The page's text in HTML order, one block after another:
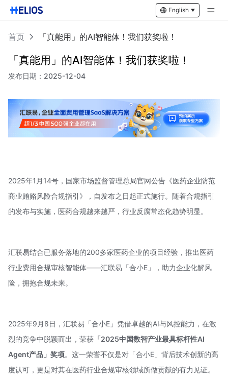
English
首页 「真能用」的AI智能体！我们获奖啦！
「真能用」的AI智能体！我们获奖啦！
发布日期： 2025-12-04
2025年1月14号，国家市场监督管理总局官网公告《医药企业防范
商业贿赂风险合规指引》，自发布之日起正式施行。随着合规指引
的发布与实施，医药合规越来越严，行业反腐常态化趋势明显。
汇联易结合已服务落地的200多家医药企业的项目经验，推出医药
行业费用合规审核智能体——汇联易「合小E」，助力企业化解风
险，拥抱合规未来。
2025年9月8日， 汇联易 「合小E」凭借卓越的AI与风控能力，在激
烈的竞争中脱颖而出，荣获 「2025中国数智产业最具标杆性AI
Agent产品」奖项。这一荣誉不仅是对「合小E」背后技术创新的高
度认可，更是对其在医药行业合规审核领域所做贡献的有力见证。